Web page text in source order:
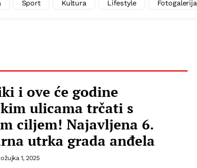
Sport Kultura Lifestyle Fotogalerija
i ove će godine
ulicama trčati s
ciljem! Najavljena 6.
utrka grada anđela
ožujka 1, 2025